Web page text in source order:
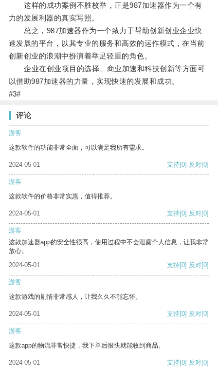
这样的成功案例不胜枚举，正是987加速器作为一个有
力的发展利器的真实写照。
总之，987加速器作为一个致力于帮助创新创业企业快
速发展的平台，以其专业的服务和高效的运作模式，在当前
创新创业的浪潮中扮演着举足轻重的角色。
企业在创业项目的选择、商业加速和科技创新等方面可
以借助987加速器的力量，实现快速的发展和成功。
#3#
评论
游客
这款软件的功能非常全面，可以满足我所有需求。
2024-05-01 支持[0] 反对[0]
游客
这款软件的价格非常实惠，值得推荐。
2024-05-01 支持[0] 反对[0]
游客
这款加速器app的安全性很高，使用过程中不会泄露个人信息，让我非常
放心。
2024-05-01
支持[0] 反对[0]
游客
这款游戏的剧情非常感人，让我久久不能忘怀。
2024-05-01 支持[0] 反对[0]
游客
这款app的物流非常快捷，我下单后很快就能收到商品。
2024-05-01 支持[0] 反对[0]